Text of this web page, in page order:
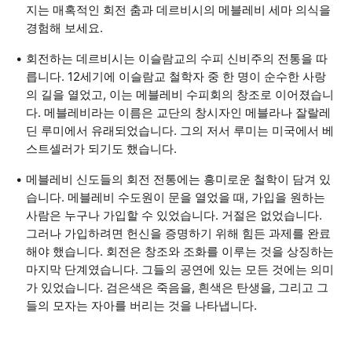
지는 매혹적인 회전 춤과 데르비시의 메블레비 세마 의식을
경험해 보세요.
회전하는 데르비시는 이슬람교의 수피 신비주의 전통을 따
릅니다. 12세기에 이슬람교 철학자 중 한 명이 순수한 사랑
의 길을 열었고, 이는 메블레비 수피회의 창조로 이어졌습니
다. 메블레비라는 이름은 교단의 창시자인 메블라나 잘랄레
딘 루미에서 유래되었습니다. 그의 저서 루미는 미국에서 베
스트셀러가 되기도 했습니다.
메블레비 신도들의 회전 전통에는 흥미로운 철학이 담겨 있
습니다. 메블레비 수도원이 문을 열었을 때, 가입을 원하는
사람은 누구나 가입할 수 있었습니다. 거절은 없었습니다.
그러나 가입하려면 헌신을 증명하기 위해 힘든 과제를 완료
해야 했습니다. 회전은 창조와 조화를 이루는 것을 상징하는
마지막 단계였습니다. 그들의 공연에 있는 모든 것에는 의미
가 있었습니다. 검은색은 죽음을, 흰색은 탄생을, 그리고 그
들의 모자는 자아를 버리는 것을 나타냅니다.